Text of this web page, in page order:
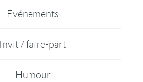
Evénements
Invit / faire-part
Humour